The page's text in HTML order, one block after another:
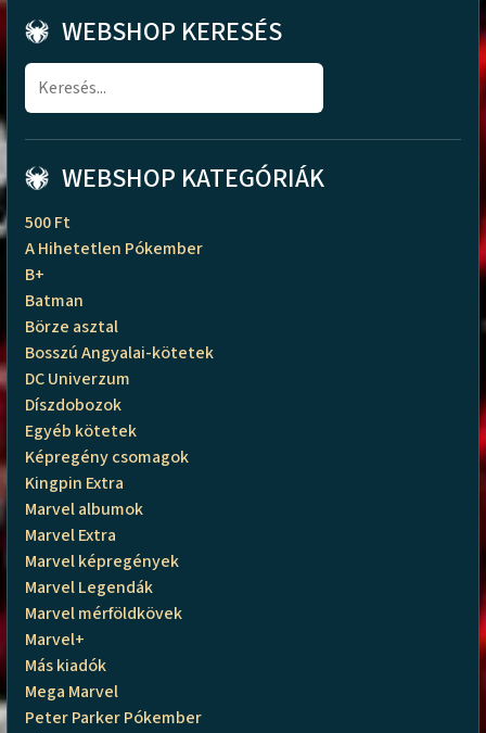
WEBSHOP KERESÉS
WEBSHOP KATEGÓRIÁK
500 Ft
A Hihetetlen Pókember
B+
Batman
Börze asztal
Bosszú Angyalai-kötetek
DC Univerzum
Díszdobozok
Egyéb kötetek
Képregény csomagok
Kingpin Extra
Marvel albumok
Marvel Extra
Marvel képregények
Marvel Legendák
Marvel mérföldkövek
Marvel+
Más kiadók
Mega Marvel
Peter Parker Pókember